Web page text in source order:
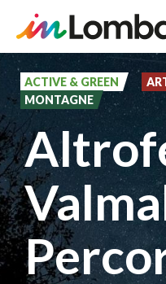
Salta
contenuto
principale
ACTIVE & GREEN
MONTAGNE